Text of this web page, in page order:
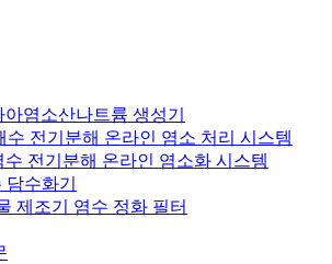
아염소산나트륨 생성기
수 전기분해 온라인 염소 처리 시스템
수 전기분해 온라인 염소화 시스템
수화기
제조기 염수 정화 필터